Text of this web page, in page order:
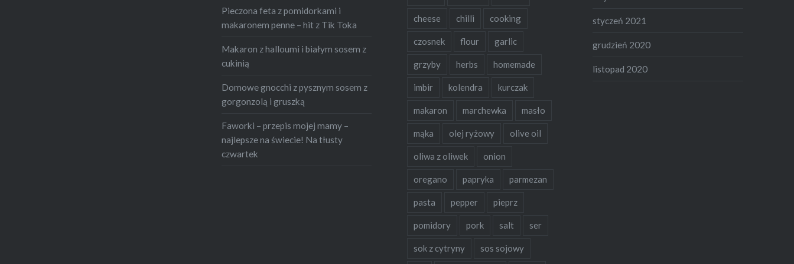
miłośnikom. Ale! Wystarczy
Pieczona feta z pomidorkami i
makaronem penne – hit z Tik Toka
Makaron z halloumi i białym sosem z
cukinią
Domowe gnocchi z pysznym sosem z
gorgonzolą i gruszką
Faworki – przepis mojej mamy –
najlepsze na świecie! Na tłusty
czwartek
cheese chilli cooking
czosnek flour garlic
grzyby herbs homemade
imbir kolendra kurczak
makaron marchewka masło
mąka olej ryżowy olive oil
oliwa z oliwek onion
oregano papryka parmezan
pasta pepper pieprz
pomidory pork salt ser
sok z cytryny sos sojowy
styczeń 2021
grudzień 2020
listopad 2020